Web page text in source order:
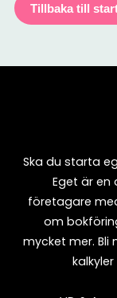
Tillbaka till
Ska du starta
Eget är en
företagare
om
mycket mer.